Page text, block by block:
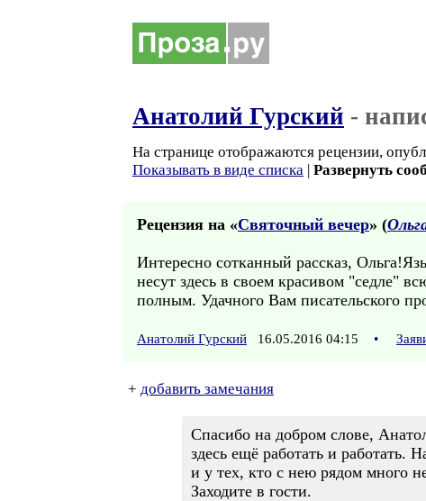
Анатолий Гурский -
На странице отображаются рецензии,
Показывать в виде списка | Развернуть
Рецензия на «Cвяточный вечер» (
Интересно сотканный рассказ,
несут здесь в своем красивом "седле"
полным. Удачного Вам писательского
Анатолий Гурский 16.05.2016 04:15 •
+ добавить замечания
Спасибо на добром слове,
здесь ещё работать и работать.
и у тех, кто с нею рядом много
Заходите в гости.